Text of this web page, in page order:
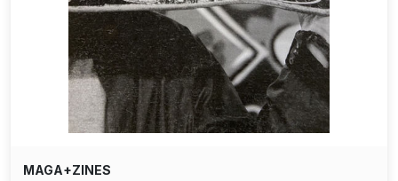
MAGA+ZINES